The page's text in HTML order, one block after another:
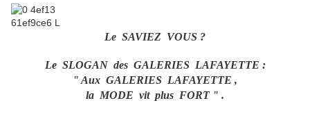
Le SAVIEZ VOUS ?
Le SLOGAN des GALERIES LAFAYETTE :
" Aux GALERIES LAFAYETTE ,
la MODE vit plus FORT " .